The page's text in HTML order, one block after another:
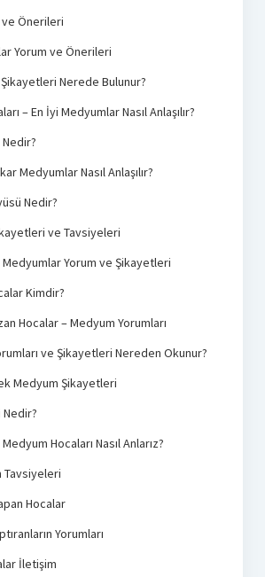
Önerileri
Yorum ve Önerileri
Nerede Bulunur?
– En İyi Medyumlar Nasıl Anlaşılır?
Medyumlar Nasıl Anlaşılır?
Nedir?
ve Tavsiyeleri
Yorum ve Şikayetleri
Kimdir?
Hocalar – Medyum Yorumları
ve Şikayetleri Nereden Okunur?
Medyum Şikayetleri
Nedir?
Hocaları Nasıl Anlarız?
Tavsiyeleri
Hocalar
Yorumları
İletişim